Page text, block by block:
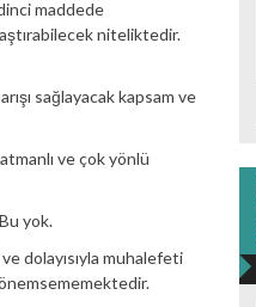
maddede
niteliktedir.
sağlayacak kapsam ve
ve çok yönlü
yok.
dolayısıyla muhalefeti